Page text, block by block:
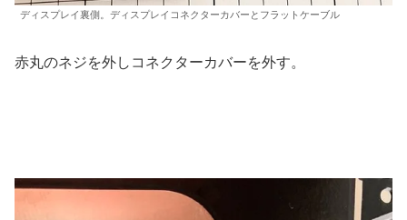
ディスプレイ裏側。ディスプレイコネクターカバーとフラットケーブル
赤丸のネジを外しコネクターカバーを外す。